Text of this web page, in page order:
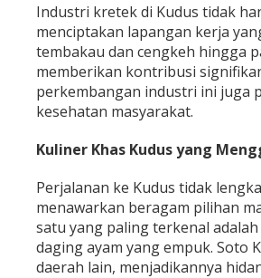
Industri kretek di Kudus tidak
menciptakan lapangan kerja
tembakau dan cengkeh hingga
memberikan kontribusi
perkembangan industri ini juga
kesehatan masyarakat.
Kuliner Khas Kudus yang
Perjalanan ke Kudus tidak
menawarkan beragam pilihan
satu yang paling terkenal
daging ayam yang empuk. Soto
daerah lain, menjadikannya